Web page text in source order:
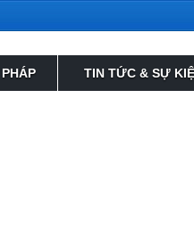
TIN TỨC & SỰ